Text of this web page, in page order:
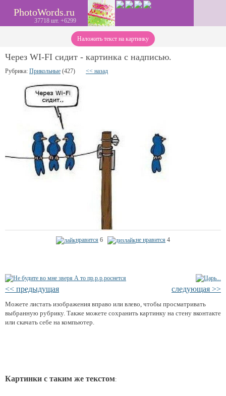
PhotoWords.ru
37718 шт. +6299
Наложить текст на картинку
Через WI-FI сидит - картинка с надписью.
Рубрика: Прикольные (427) << назад
нравится 6 не нравится 4
<< предыдущая следующая >>
Можете листать изображения вправо или влево, чтобы просматривать
выбранную рубрику. Также можете сохранить картинку на стену вконтакте
или скачать себе на компьютер.
Картинки с таким же текстом: